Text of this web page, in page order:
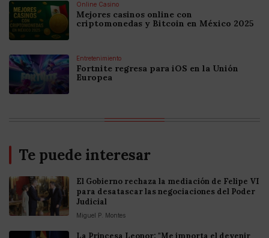
Online Casino
Mejores casinos online con
criptomonedas y Bitcoin en México 2025
Entretenimiento
Fortnite regresa para iOS en la Unión
Europea
Te puede interesar
El Gobierno rechaza la mediación de Felipe VI
para desatascar las negociaciones del Poder
Judicial
Miguel P. Montes
La Princesa Leonor: "Me importa el devenir